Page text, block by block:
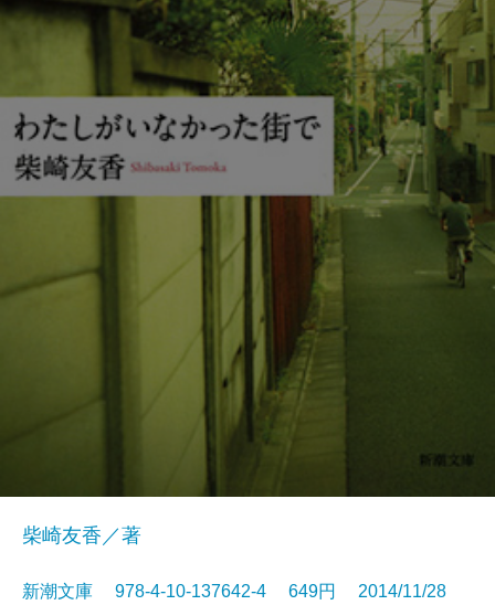
柴崎友香／著
新潮文庫 978-4-10-137642-4 649円 2014/11/28